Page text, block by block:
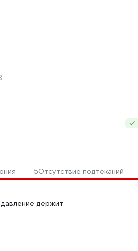
5Отсутствие подтеканий
давление держит